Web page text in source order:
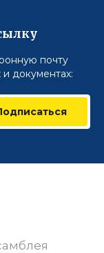
почту
документах: